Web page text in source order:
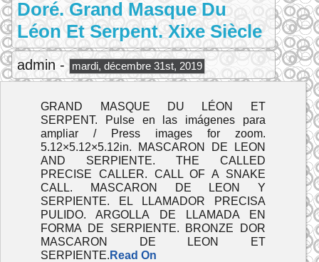
Doré. Grand Masque Du
Léon Et Serpent. Xixe Siècle
admin - mardi, décembre 31st, 2019
GRAND MASQUE DU LÉON ET
SERPENT. Pulse en las imágenes para
ampliar / Press images for zoom.
5.12×5.12×5.12in. MASCARON DE LEON
AND SERPIENTE. THE CALLED
PRECISE CALLER. CALL OF A SNAKE
CALL. MASCARON DE LEON Y
SERPIENTE. EL LLAMADOR PRECISA
PULIDO. ARGOLLA DE LLAMADA EN
FORMA DE SERPIENTE. BRONZE DOR
MASCARON DE LEON ET
SERPIENTE. Read On